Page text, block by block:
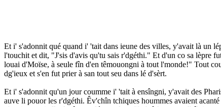
Et i' s'adonnit qué quand i' 'tait dans ieune des villes, y'avait là un
l'touchit et dit, "J'sis d'avis qu'tu sais r'dgéthi." Et d'un co sa lèpre
louai d'Moïse, à seule fîn d'en têmouongni à tout l'monde!" Tout
dg'ieux et s'en fut prier à san tout seu dans lé d'sèrt.
Et i' s'adonnit qu'un jour coumme i' 'tait à ensîngni, y'avait des
auve li pouor les r'dgéthi. Êv'chîn tchiques hoummes avaient